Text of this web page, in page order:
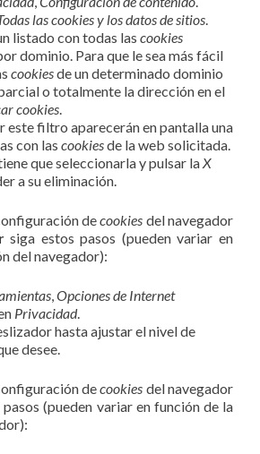
lascookiesy los datos de sitios.
listado con todas las cookies
dominio. Para que le sea más fácil
cookiesde un determinado dominio
o totalmente la dirección en el
cookies.
este filtro aparecerán en pantalla una
con las cookiesde la web solicitada.
que seleccionarla y pulsar laX
a su eliminación.
decookies del navegador
siga estos pasos (pueden variar en
del navegador):
,Opciones de Internet
Privacidad.
hasta ajustar el nivel de
desee.
decookies del navegador
(pueden variar en función de la